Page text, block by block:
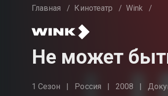
Главная / Кинотеатр / Wink /
Не может
1 Сезон Россия 2008